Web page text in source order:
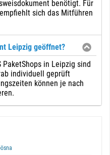
benötigt. Für
sich das Mitführen
Leipzig geöffnet?
in Leipzig sind
individuell geprüft
können je nach